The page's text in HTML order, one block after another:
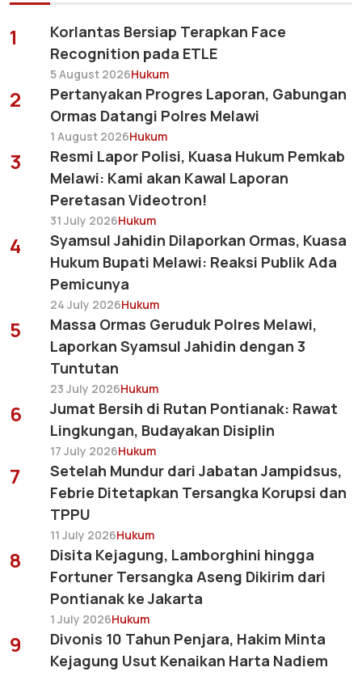
1
Korlantas Bersiap Terapkan Face
Recognition pada ETLE
5 August 2026Hukum
2
Pertanyakan Progres Laporan, Gabungan
Ormas Datangi Polres Melawi
1 August 2026Hukum
3
Resmi Lapor Polisi, Kuasa Hukum Pemkab
Melawi: Kami akan Kawal Laporan
Peretasan Videotron!
31 July 2026Hukum
4
Syamsul Jahidin Dilaporkan Ormas, Kuasa
Hukum Bupati Melawi: Reaksi Publik Ada
Pemicunya
24 July 2026Hukum
5
Massa Ormas Geruduk Polres Melawi,
Laporkan Syamsul Jahidin dengan 3
Tuntutan
23 July 2026Hukum
6
Jumat Bersih di Rutan Pontianak: Rawat
Lingkungan, Budayakan Disiplin
17 July 2026Hukum
7
Setelah Mundur dari Jabatan Jampidsus,
Febrie Ditetapkan Tersangka Korupsi dan
TPPU
11 July 2026Hukum
8
Disita Kejagung, Lamborghini hingga
Fortuner Tersangka Aseng Dikirim dari
Pontianak ke Jakarta
1 July 2026Hukum
9
Divonis 10 Tahun Penjara, Hakim Minta
Kejagung Usut Kenaikan Harta Nadiem